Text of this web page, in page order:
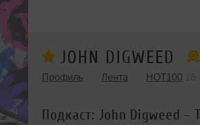
JOHN DIGWEED
Профиль Лента HOT100
Подкаст: John Digweed -